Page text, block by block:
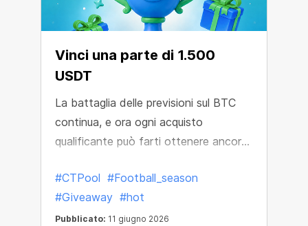
Vinci una parte di 1.500
USDT
La battaglia delle previsioni sul BTC
continua, e ora ogni acquisto
qualificante può farti ottenere ancora
#CTPool #Football_season
#Giveaway #hot
Pubblicato: 11 giugno 2026